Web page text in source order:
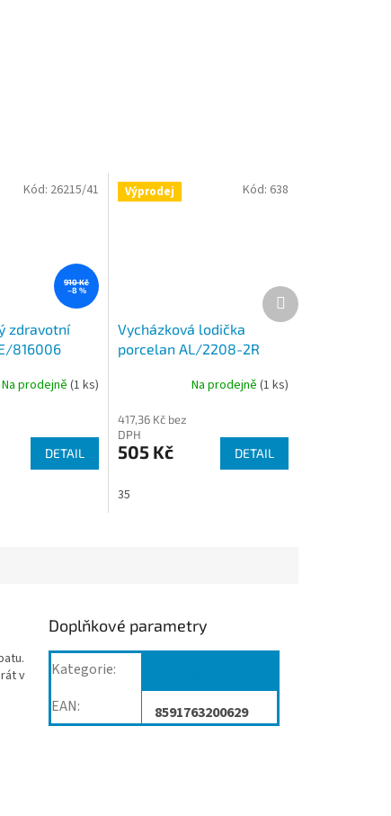
910 Kč
–8 %
zdravotní
816006
Na prodejně(1 ks)
DETAIL
Kód: 26215/41 Výprodej
Vycházková lodička
porcelan AL/2208-2R
Na prodejně (1 ks)
417,36 Kč bez
DPH
505 Kč DETAIL
35
Kód: 638
Další
produkt
v
Doplňkové parametry
Kategorie:
EAN: 8591763200629